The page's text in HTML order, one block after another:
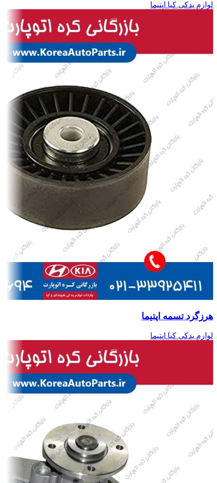
لوازم یدکی کیا اپتیما
هرزگرد تسمه اپتیما
لوازم یدکی کیا اپتیما